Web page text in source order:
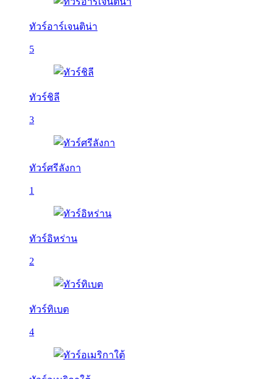
ทัวร์อาร์เจนติน่า
5
ทัวร์ชิลี
3
ทัวร์ศรีลังกา
1
ทัวร์อิหร่าน
2
ทัวร์ทิเบต
4